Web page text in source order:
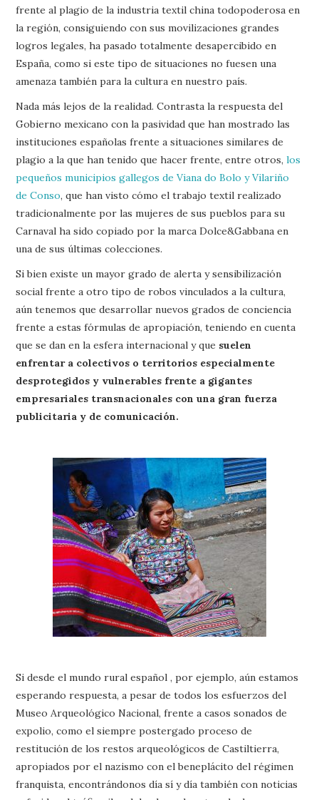
frente al plagio de la industria textil china todopoderosa en
la región, consiguiendo con sus movilizaciones grandes
logros legales, ha pasado totalmente desapercibido en
España, como si este tipo de situaciones no fuesen una
amenaza también para la cultura en nuestro país.
Nada más lejos de la realidad. Contrasta la respuesta del
Gobierno mexicano con la pasividad que han mostrado las
instituciones españolas frente a situaciones similares de
plagio a la que han tenido que hacer frente, entre otros,los
pequeños municipios gallegos de Viana do Bolo y Vilariño
de Conso, que han visto cómo el trabajo textil realizado
tradicionalmente por las mujeres de sus pueblos para su
Carnaval ha sido copiado por la marca Dolce&Gabbana en
una de sus últimas colecciones.
Si bien existe un mayor grado de alerta y sensibilización
social frente a otro tipo de robos vinculados a la cultura,
aún tenemos que desarrollar nuevos grados de conciencia
frente a estas fórmulas de apropiación, teniendo en cuenta
que se dan en la esfera internacional y que suelen
enfrentar a colectivos o territorios especialmente
desprotegidos y vulnerables frente a gigantes
empresariales transnacionales con una gran fuerza
publicitaria y de comunicación.
Si desde el mundo rural español , por ejemplo, aún estamos
esperando respuesta, a pesar de todos los esfuerzos del
Museo Arqueológico Nacional, frente a casos sonados de
expolio, como el siempre postergado proceso de
restitución de los restos arqueológicos de Castiltierra,
apropiados por el nazismo con el beneplácito del régimen
franquista, encontrándonos día sí y día también con noticias